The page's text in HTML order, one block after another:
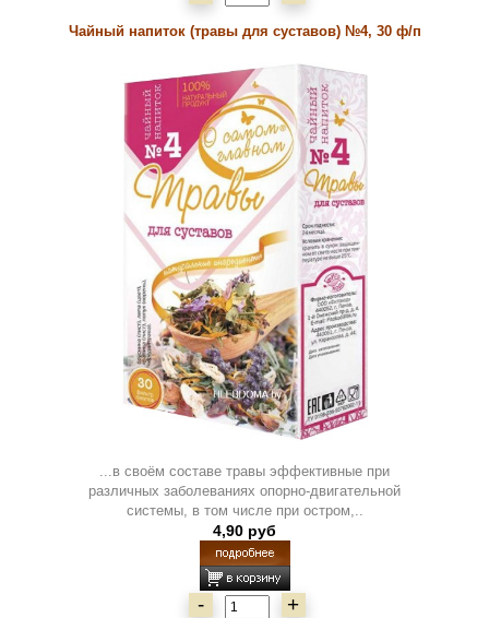
Чайный напиток (травы для суставов) №4, 30 ф/п
...в своём составе травы эффективные при
различных заболеваниях опорно-двигательной
системы, в том числе при остром,..
4,90 руб
- +